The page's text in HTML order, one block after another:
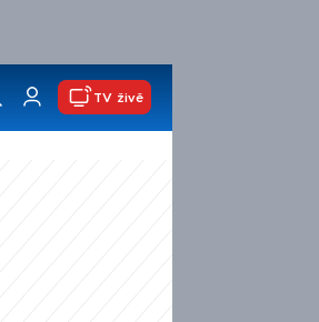
TV živě